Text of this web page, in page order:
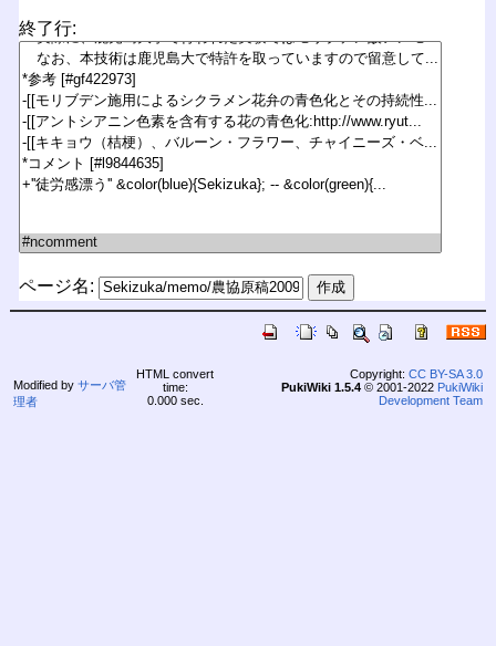
終了行:
ページ名:
Modified by サーバ管
理者
HTML convert
time:
0.000 sec.
Copyright: CC BY-SA 3.0
PukiWiki 1.5.4© 2001-2022 PukiWiki
Development Team